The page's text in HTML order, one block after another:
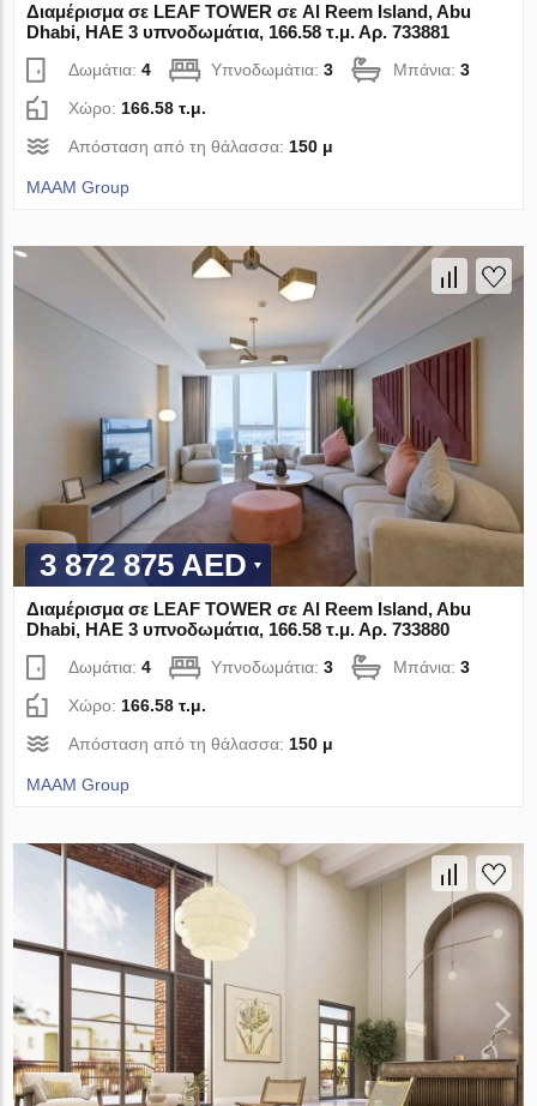
Διαμέρισμα σε LEAF TOWER σε Al Reem Island, Abu
Dhabi, ΗΑΕ 3 υπνοδωμάτια, 166.58 τ.μ. Αρ. 733881
Δωμάτια:4 Υπνοδωμάτια:3 Μπάνια:3
Χώρο: 166.58 τ.μ.
Απόσταση από τη θάλασσα: 150 μ
MAAM Group
3 872 875 AED
Διαμέρισμα σε LEAF TOWER σε Al Reem Island, Abu
Dhabi, ΗΑΕ 3 υπνοδωμάτια, 166.58 τ.μ. Αρ. 733880
Δωμάτια:4 Υπνοδωμάτια:3 Μπάνια:3
Χώρο: 166.58 τ.μ.
Απόσταση από τη θάλασσα: 150 μ
MAAM Group